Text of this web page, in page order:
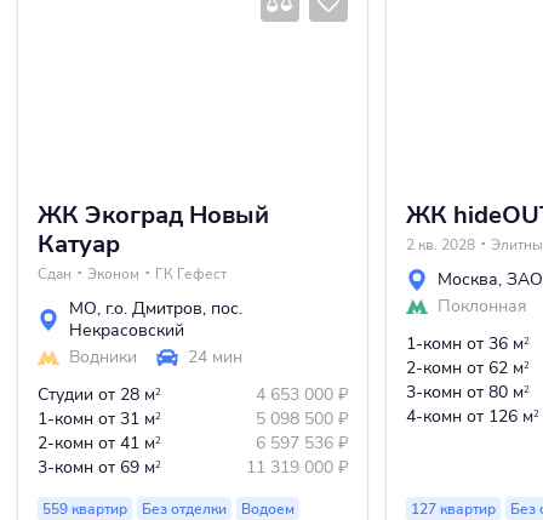
ЖК Экоград Новый
Катуар
Сдан Эконом ГК Гефест
МО, г.о. Дмитров, пос.
Некрасовский
Водники
24 мин
Студии от 28 м2 4 653 000 ₽
1-комн от 31 м2 5 098 500 ₽
2-комн от 41 м2 6 597 536 ₽
3-комн от 69 м2 11 319 000 ₽
559 квартир Без отделки
Водоем
ЖК
2 кв. 2028
Москва, ЗАО
Поклонная
1-комн от 36 м2
2-комн от 62 м2
3-комн от 80 м2
4-комн от 126 м2
127 квартир
Без